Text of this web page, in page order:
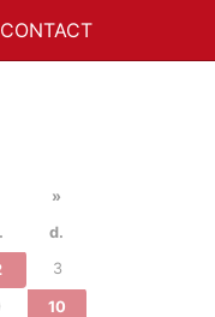
CONTACT
»
d.
3
10